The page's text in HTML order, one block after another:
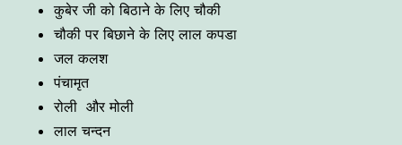
कुबेर जी को बिठाने के लिए चौकी
चौकी पर बिछाने के लिए लाल कपडा
जल कलश
पंचामृत
रोली और मोली
लाल चन्दन